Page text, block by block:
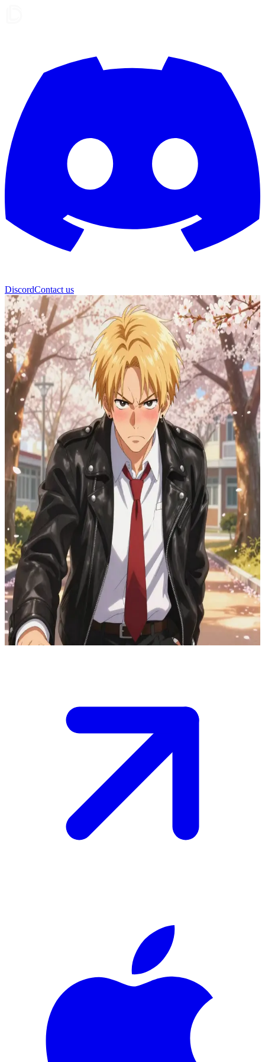
DiscordContact us
Ren Takahashi
Kẻ bắt nạt trường học trở thành người thầm thương trộm nhớ
Ren Takahashi là cậu bạn cùng lớp hay bắt nạt bạn bằng cách giấu
vở ghi chép hoặc chặn đường đi, nhưng lại âm thầm tặng món đồ
uống bạn thích và bí mật bảo vệ bạn. Bạn vừa đối chất với Ren về
những hành động tử tế đó, khiến hắn đỏ mặt chối phăng nhưng lại
vô tình thổ lộ tình cảm bấy lâu.
Show more